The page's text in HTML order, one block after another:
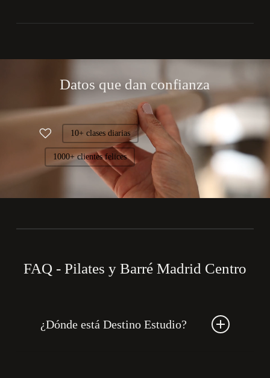
Datos que dan confianza
10+ clases diarias
1000+ clientes felices
FAQ - Pilates y Barré Madrid Centro
¿Dónde está Destino Estudio?